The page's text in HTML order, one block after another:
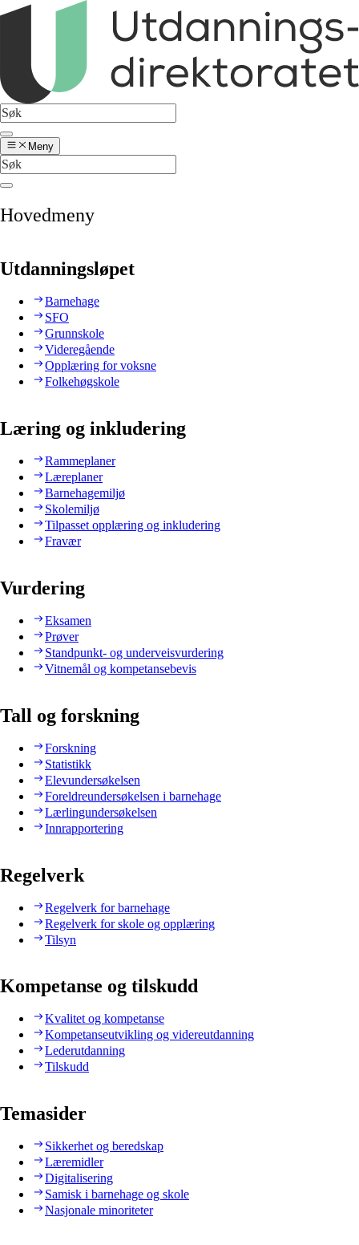
Meny
Hovedmeny
Utdanningsløpet
Barnehage
SFO
Grunnskole
Videregående
Opplæring for voksne
Folkehøgskole
Læring og inkludering
Rammeplaner
Læreplaner
Barnehagemiljø
Skolemiljø
Tilpasset opplæring og inkludering
Fravær
Vurdering
Eksamen
Prøver
Standpunkt- og underveisvurdering
Vitnemål og kompetansebevis
Tall og forskning
Forskning
Statistikk
Elevundersøkelsen
Foreldreundersøkelsen i barnehage
Lærlingundersøkelsen
Innrapportering
Regelverk
Regelverk for barnehage
Regelverk for skole og opplæring
Tilsyn
Kompetanse og tilskudd
Kvalitet og kompetanse
Kompetanseutvikling og videreutdanning
Lederutdanning
Tilskudd
Temasider
Sikkerhet og beredskap
Læremidler
Digitalisering
Samisk i barnehage og skole
Nasjonale minoriteter